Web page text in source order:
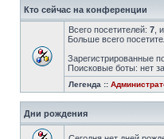
Кто сейчас на конференции
Всего посетителей: 7 ,
Больше всего
Зарегистрированные
Поисковые боты: нет
Легенда ::
Дни рождения